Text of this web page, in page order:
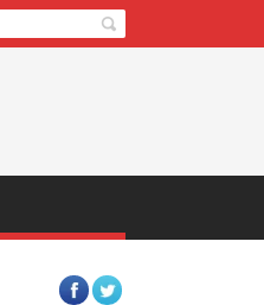
में Skil Devlopment को मिलेगी रफ्तार